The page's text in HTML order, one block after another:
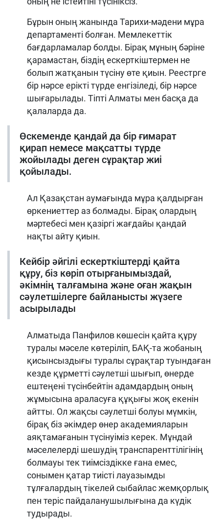
Бұрын оның жанында Тарихи-мәдени мұра
департаменті болған. Мемлекеттік
бағдарламалар болды. Бірақ мұның бәріне
қарамастан, біздің ескерткіштермен не
болып жатқанын түсіну өте қиын. Реестрге
бір нәрсе ерікті түрде енгізіледі, бір нәрсе
шығарылады. Тіпті Алматы мен басқа да
қалаларда да.
Өскеменде қандай да бір ғимарат
қирап немесе мақсатты түрде
жойылады деген сұрақтар жиі
қойылады.
Ал Қазақстан аумағында мұра қалдырған
өркениеттер аз болмады. Бірақ олардың
мәртебесі мен қазіргі жағдайы қандай
нақты айту қиын.
Кейбір әйгілі ескерткіштерді қайта
құру, біз көріп отырғанымыздай,
әкімнің талғамына және оған жақын
сәулетшілерге байланысты жүзеге
асырылады
Алматыда Панфилов көшесін қайта құру
туралы мәселе көтеріліп, БАҚ-та жобаның
қисынсыздығы туралы сұрақтар туындаған
кезде құрметті сәулетші шығып, өнерде
ештеңені түсінбейтін адамдардың оның
жұмысына араласуға құқығы жоқ екенін
айтты. Ол жақсы сәулетші болуы мүмкін,
бірақ біз әкімдер өнер академияларын
аяқтамағанын түсінуіміз керек. Мұндай
мәселелерді шешудің транспаренттілігінің
болмауы тек тиімсіздікке ғана емес,
сонымен қатар тиісті лауазымды
тұлғалардың тікелей сыбайлас жемқорлық
пен теріс пайдаланушылығына да күдік
тудырады.